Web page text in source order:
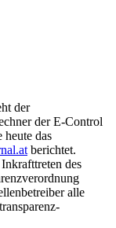
der
der E-Control
das
berichtet.
des
alle